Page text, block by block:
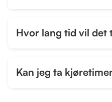
Hvor lang tid vil det
Kan jeg ta